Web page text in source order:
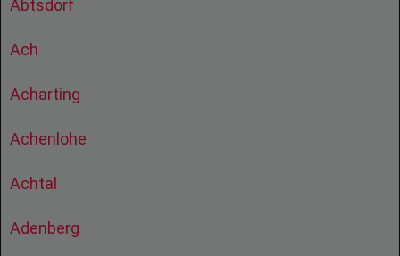
Abtsdorf
Ach
Acharting
Achenlohe
Achtal
Adenberg